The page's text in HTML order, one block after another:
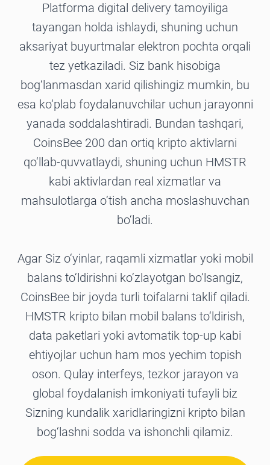
Platforma digital delivery tamoyiliga
tayangan holda ishlaydi, shuning uchun
aksariyat buyurtmalar elektron pochta orqali
tez yetkaziladi. Siz bank hisobiga
bog‘lanmasdan xarid qilishingiz mumkin, bu
esa ko‘plab foydalanuvchilar uchun jarayonni
yanada soddalashtiradi. Bundan tashqari,
CoinsBee 200 dan ortiq kripto aktivlarni
qo‘llab-quvvatlaydi, shuning uchun HMSTR
kabi aktivlardan real xizmatlar va
mahsulotlarga o‘tish ancha moslashuvchan
bo‘ladi.
Agar Siz o‘yinlar, raqamli xizmatlar yoki mobil
balans to‘ldirishni ko‘zlayotgan bo‘lsangiz,
CoinsBee bir joyda turli toifalarni taklif qiladi.
HMSTR kripto bilan mobil balans to‘ldirish,
data paketlari yoki avtomatik top-up kabi
ehtiyojlar uchun ham mos yechim topish
oson. Qulay interfeys, tezkor jarayon va
global foydalanish imkoniyati tufayli biz
Sizning kundalik xaridlaringizni kripto bilan
bog‘lashni sodda va ishonchli qilamiz.